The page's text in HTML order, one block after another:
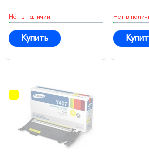
Нет в наличии
Купить
Нет в